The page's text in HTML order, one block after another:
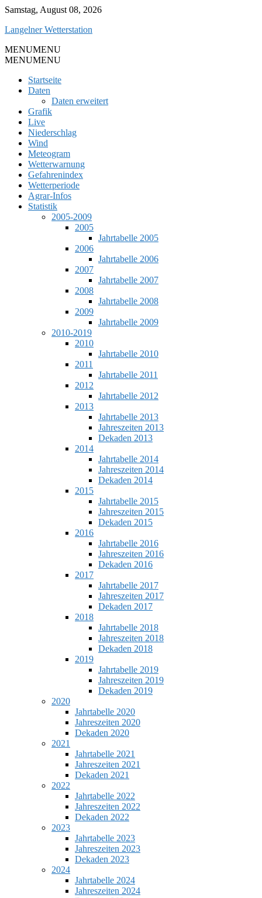
Skip
content
Samstag, August 08, 2026
Langelner Wetterstation
MENUMENU
MENUMENU
Startseite
Daten
Daten erweitert
Grafik
Live
Niederschlag
Wind
Meteogram
Wetterwarnung
Gefahrenindex
Wetterperiode
Agrar-Infos
Statistik
2005-2009
2005
Jahrtabelle 2005
2006
Jahrtabelle 2006
2007
Jahrtabelle 2007
2008
Jahrtabelle 2008
2009
Jahrtabelle 2009
2010-2019
2010
Jahrtabelle 2010
2011
Jahrtabelle 2011
2012
Jahrtabelle 2012
2013
Jahrtabelle 2013
Jahreszeiten 2013
Dekaden 2013
2014
Jahrtabelle 2014
Jahreszeiten 2014
Dekaden 2014
2015
Jahrtabelle 2015
Jahreszeiten 2015
Dekaden 2015
2016
Jahrtabelle 2016
Jahreszeiten 2016
Dekaden 2016
2017
Jahrtabelle 2017
Jahreszeiten 2017
Dekaden 2017
2018
Jahrtabelle 2018
Jahreszeiten 2018
Dekaden 2018
2019
Jahrtabelle 2019
Jahreszeiten 2019
Dekaden 2019
2020
Jahrtabelle 2020
Jahreszeiten 2020
Dekaden 2020
2021
Jahrtabelle 2021
Jahreszeiten 2021
Dekaden 2021
2022
Jahrtabelle 2022
Jahreszeiten 2022
Dekaden 2022
2023
Jahrtabelle 2023
Jahreszeiten 2023
Dekaden 2023
2024
Jahrtabelle 2024
Jahreszeiten 2024